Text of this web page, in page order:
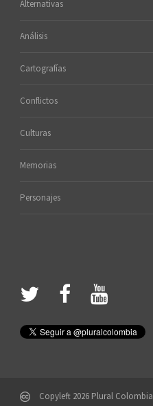
Alternativas
Análisis
Cartografías
Conflictos
Culturas
Memorias
Personajes
Copyleft 2026 Plural Colombia